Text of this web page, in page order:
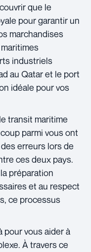
que le
pour garantir un
marchandises
industriels
au Qatar et le port
idéale pour vos
transit maritime
parmi vous ont
erreurs lors de
ces deux pays.
préparation
et au respect
ce processus
pour vous aider à
À travers ce